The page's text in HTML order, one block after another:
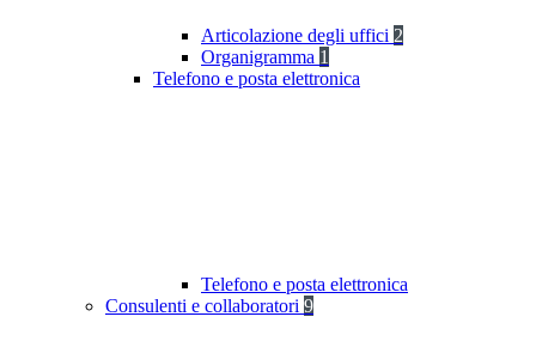
Articolazione degli uffici 2
Organigramma 1
Telefono e posta elettronica
Telefono e posta elettronica
Consulenti e collaboratori 9